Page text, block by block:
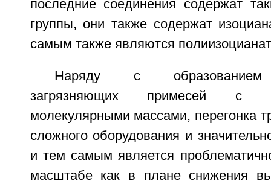
последние соединения содержат
группы, они также содержат
самым также являются
Наряду с образованием
загрязняющих примесей с
молекулярными массами, перегонка
сложного оборудования и
и тем самым является
масштабе как в плане снижения